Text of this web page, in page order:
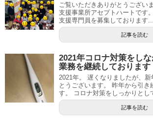
ご覧いただきありがとうござい
支援事業所アセプトハートです
支援専門員を募集しております...
記事を読む
2021年コロナ対策をし
業務を継続しております
2021年。 遅くなりましたが、
とうございます。 昨年から引き
す。 コロナ対策をしっかりとし
記事を読む